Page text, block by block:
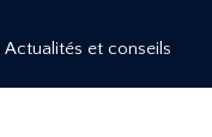
Actualités et conseils